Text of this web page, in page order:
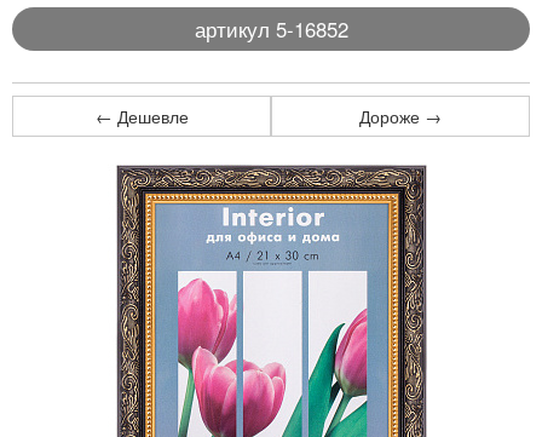
артикул 5-16852
← Дешевле Дороже →